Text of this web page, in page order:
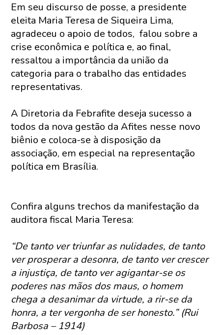
Em seu discurso de posse, a presidente
eleita Maria Teresa de Siqueira Lima,
agradeceu o apoio de todos, falou sobre a
crise econômica e política e, ao final,
ressaltou a importância da união da
categoria para o trabalho das entidades
representativas.
A Diretoria da Febrafite deseja sucesso a
todos da nova gestão da Afites nesse novo
biênio e coloca-se à disposição da
associação, em especial na representação
política em Brasília.
Confira alguns trechos da manifestação da
auditora fiscal Maria Teresa:
“De tanto ver triunfar as nulidades, de tanto
ver prosperar a desonra, de tanto ver crescer
a injustiça, de tanto ver agigantar-se os
poderes nas mãos dos maus, o homem
chega a desanimar da virtude, a rir-se da
honra, a ter vergonha de ser honesto.” (Rui
Barbosa – 1914)